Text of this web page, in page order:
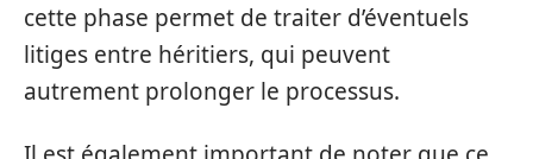
cette phase permet de traiter d’éventuels
litiges entre héritiers, qui peuvent
autrement prolonger le processus.